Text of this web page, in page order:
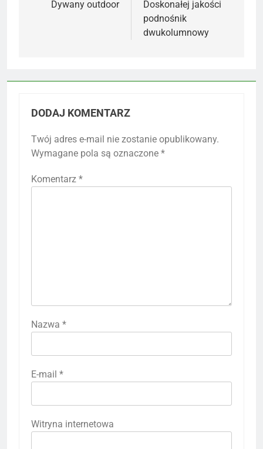
wpisuDywany outdoor
Doskonałej jakości
podnośnik
dwukolumnowy
DODAJ KOMENTARZ
Twój adres e-mail nie zostanie opublikowany.
Wymagane pola są oznaczone *
Komentarz *
Nazwa *
E-mail *
Witryna internetowa